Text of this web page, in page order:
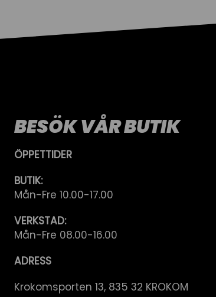
BESÖK VÅR BUTIK
ÖPPETTIDER
BUTIK:
Mån-Fre 10.00-17.00
VERKSTAD:
Mån-Fre 08.00-16.00
ADRESS
Krokomsporten 13, 835 32 KROKOM